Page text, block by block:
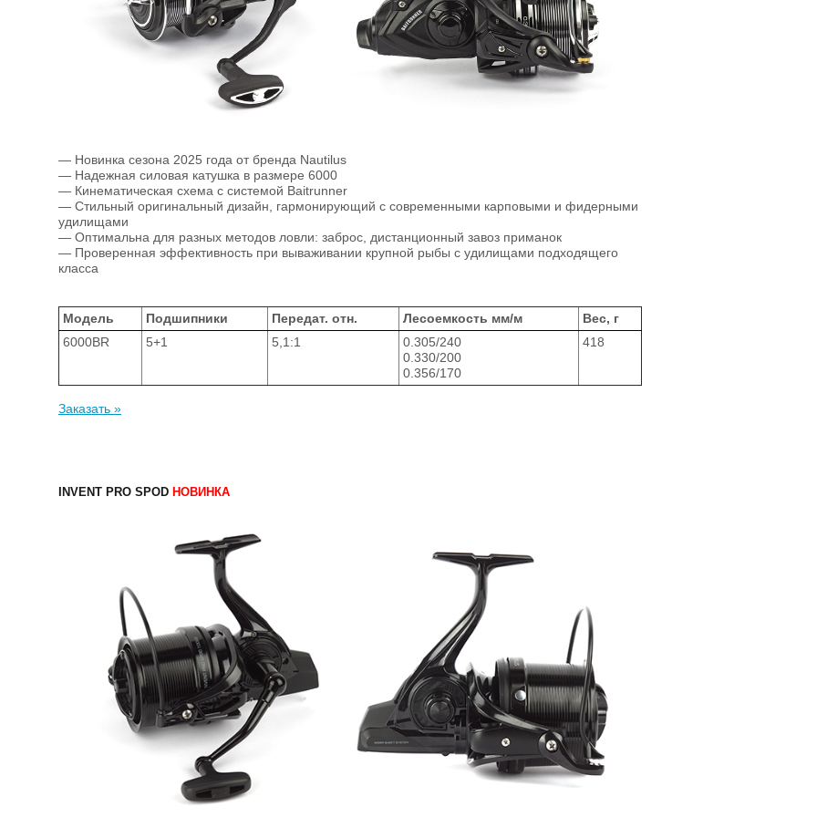
— Новинка сезона 2025 года от бренда Nautilus
— Надежная силовая катушка в размере 6000
— Кинематическая схема с системой Baitrunner
— Стильный оригинальный дизайн, гармонирующий с современными карповыми и фидерными
удилищами
— Оптимальна для разных методов ловли: заброс, дистанционный завоз приманок
— Проверенная эффективность при вываживании крупной рыбы с удилищами подходящего
класса
Модель Подшипники Передат. отн. Лесоемкость мм/м
Вес, г
6000BR
5+1 5,1:1
0.305/240
0.330/200
0.356/170
418
Заказать »
INVENT PRO SPOD НОВИНКА